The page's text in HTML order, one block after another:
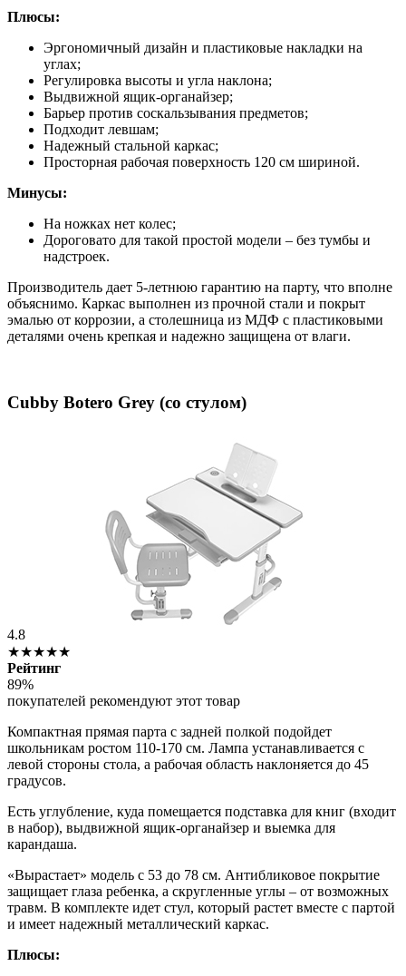
Плюсы:
Эргономичный дизайн и пластиковые накладки на
углах;
Регулировка высоты и угла наклона;
Выдвижной ящик-органайзер;
Барьер против соскальзывания предметов;
Подходит левшам;
Надежный стальной каркас;
Просторная рабочая поверхность 120 см шириной.
Минусы:
На ножках нет колес;
Дороговато для такой простой модели – без тумбы и
надстроек.
Производитель дает 5-летнюю гарантию на парту, что вполне
объяснимо. Каркас выполнен из прочной стали и покрыт
эмалью от коррозии, а столешница из МДФ с пластиковыми
деталями очень крепкая и надежно защищена от влаги.
Cubby Botero Grey (со стулом)
4.8
★★★★★
Рейтинг
89%
покупателей рекомендуют этот товар
Компактная прямая парта с задней полкой подойдет
школьникам ростом 110-170 см. Лампа устанавливается с
левой стороны стола, а рабочая область наклоняется до 45
градусов.
Есть углубление, куда помещается подставка для книг (входит
в набор), выдвижной ящик-органайзер и выемка для
карандаша.
«Вырастает» модель с 53 до 78 см. Антибликовое покрытие
защищает глаза ребенка, а скругленные углы – от возможных
травм. В комплекте идет стул, который растет вместе с партой
и имеет надежный металлический каркас.
Плюсы: